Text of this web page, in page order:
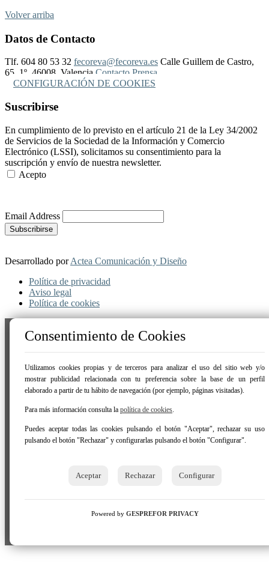
Volver arriba
Datos de Contacto
Tlf. 604 80 53 32 fecoreva@fecoreva.es Calle Guillem de Castro,
65, 1º, 46008, Valencia Contacto Prensa
CONFIGURACIÓN DE COOKIES
Suscribirse
En cumplimiento de lo previsto en el artículo 21 de la Ley 34/2002
de Servicios de la Sociedad de la Información y Comercio
Electrónico (LSSI), solicitamos su consentimiento para la
suscripción y envío de nuestra newsletter.
Acepto
Email Address
Desarrollado porActea Comunicación y Diseño
Política de privacidad
Aviso legal
Política de cookies
Consentimiento de Cookies
Utilizamos cookies propias y de terceros para analizar el uso del sitio web y/o
mostrar publicidad relacionada con tu preferencia sobre la base de un perfil
elaborado a partir de tu hábito de navegación (por ejemplo, páginas visitadas).
Para más información consulta la política de cookies.
Puedes aceptar todas las cookies pulsando el botón "Aceptar", rechazar su uso
pulsando el botón "Rechazar" y configurarlas pulsando el botón "Configurar".
Aceptar Rechazar Configurar
Powered by GESPREFOR PRIVACY